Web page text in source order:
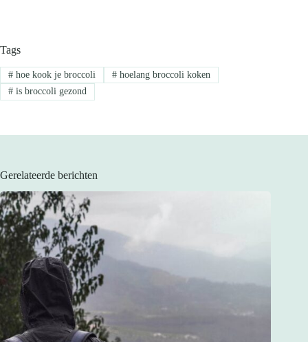
Tags
#hoe kook je broccoli #hoelang broccoli koken
#is broccoli gezond
Gerelateerde berichten